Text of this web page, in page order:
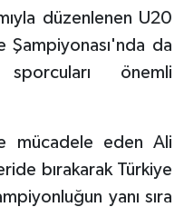
düzenlenen U20
Şampiyonası'nda da
önemli
mücadele eden Ali
bırakarak Türkiye
yanı sıra